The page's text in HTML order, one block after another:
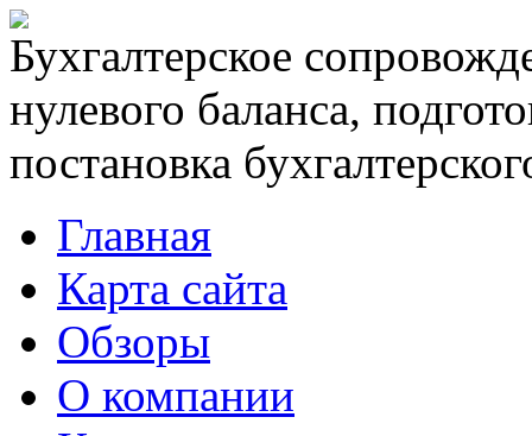
Бухгалтерское
нулевого баланса,
постановка
Главная
Карта сайта
Обзоры
О компании